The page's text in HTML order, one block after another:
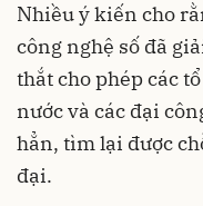
Nhiều ý kiến cho
công nghệ số đã
thắt cho phép các
nước và các đại
hẳn, tìm lại được
đại.